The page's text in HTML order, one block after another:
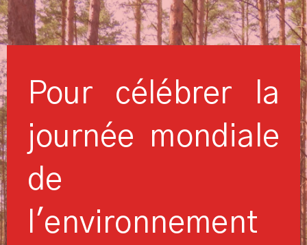
Pour célébrer la
journée mondiale
de
l'environnement